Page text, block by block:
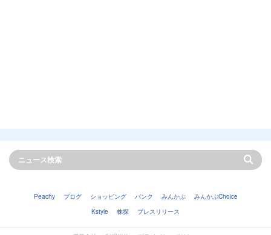
Peachy ブログ ショッピング バンク みんかぶ
みんかぶChoice
Kstyle
株探 プレスリリース